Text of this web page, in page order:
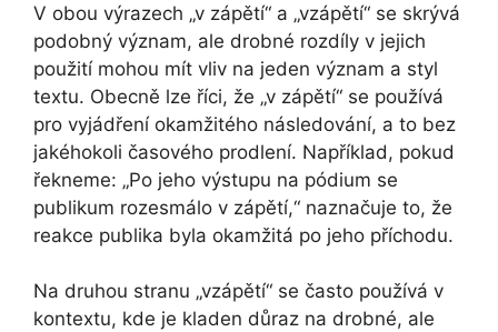
V obou výrazech „v zápětí“ a „vzápětí“ se skrývá
podobný význam, ale drobné rozdíly v jejich
použití mohou mít vliv na jeden význam a styl
textu. Obecně lze říci, že „v zápětí“ se používá
pro vyjádření okamžitého následování, a to bez
jakéhokoli časového prodlení. Například, pokud
řekneme: „Po jeho výstupu na pódium se
publikum rozesmálo v zápětí,“ naznačuje to, že
reakce publika byla okamžitá po jeho příchodu.
Na druhou stranu „vzápětí“ se často používá v
kontextu, kde je kladen důraz na drobné, ale